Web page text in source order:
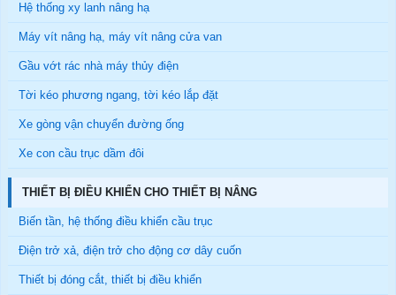
Hệ thống xy lanh nâng hạ
Máy vít nâng hạ, máy vít nâng cửa van
Gầu vớt rác nhà máy thủy điện
Tời kéo phương ngang, tời kéo lắp đặt
Xe gòng vận chuyển đường ống
Xe con cầu trục dầm đôi
THIẾT BỊ ĐIỀU KHIỂN CHO THIẾT BỊ NÂNG
Biến tần, hệ thống điều khiển cầu trục
Điện trở xả, điện trở cho động cơ dây cuốn
Thiết bị đóng cắt, thiết bị điều khiển